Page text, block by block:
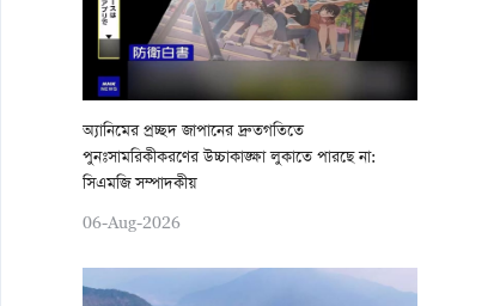
অ্যানিমের প্রচ্ছদ জাপানের দ্রুতগতিতে
পুনঃসামরিকীকরণের উচ্চাকাঙ্ক্ষা লুকাতে পারছে না:
সিএমজি সম্পাদকীয়
06-Aug-2026